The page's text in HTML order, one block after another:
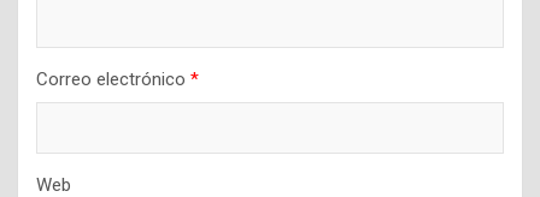
Correo electrónico *
Web